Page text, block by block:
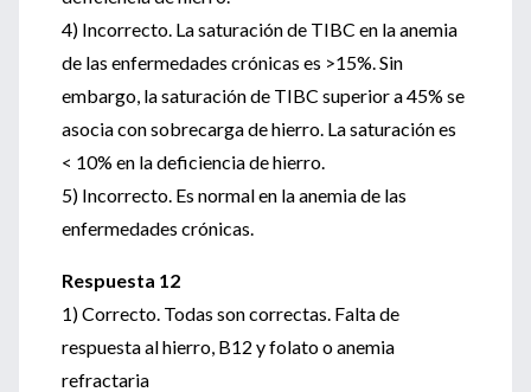
4) Incorrecto. La saturación de TIBC en la anemia
de las enfermedades crónicas es >15%. Sin
embargo, la saturación de TIBC superior a 45% se
asocia con sobrecarga de hierro. La saturación es
< 10% en la deficiencia de hierro.
5) Incorrecto. Es normal en la anemia de las
enfermedades crónicas.
Respuesta 12
1) Correcto. Todas son correctas. Falta de
respuesta al hierro, B12 y folato o anemia
refractaria